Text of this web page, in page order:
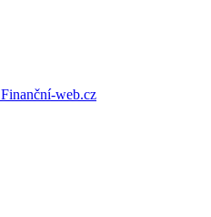
Finanční-web.cz